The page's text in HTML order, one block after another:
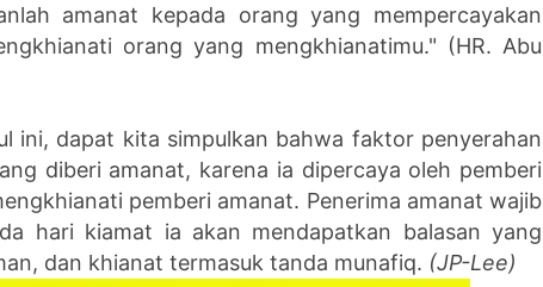
amanat kepada orang yang mempercayakan
orang yang mengkhianatimu." (HR. Abu
ini, dapat kita simpulkan bahwa faktor penyerahan
diberi amanat, karena ia dipercaya oleh pemberi
pemberi amanat. Penerima amanat wajib
hari kiamat ia akan mendapatkan balasan yang
dan khianat termasuk tanda munafiq. (JP-Lee)